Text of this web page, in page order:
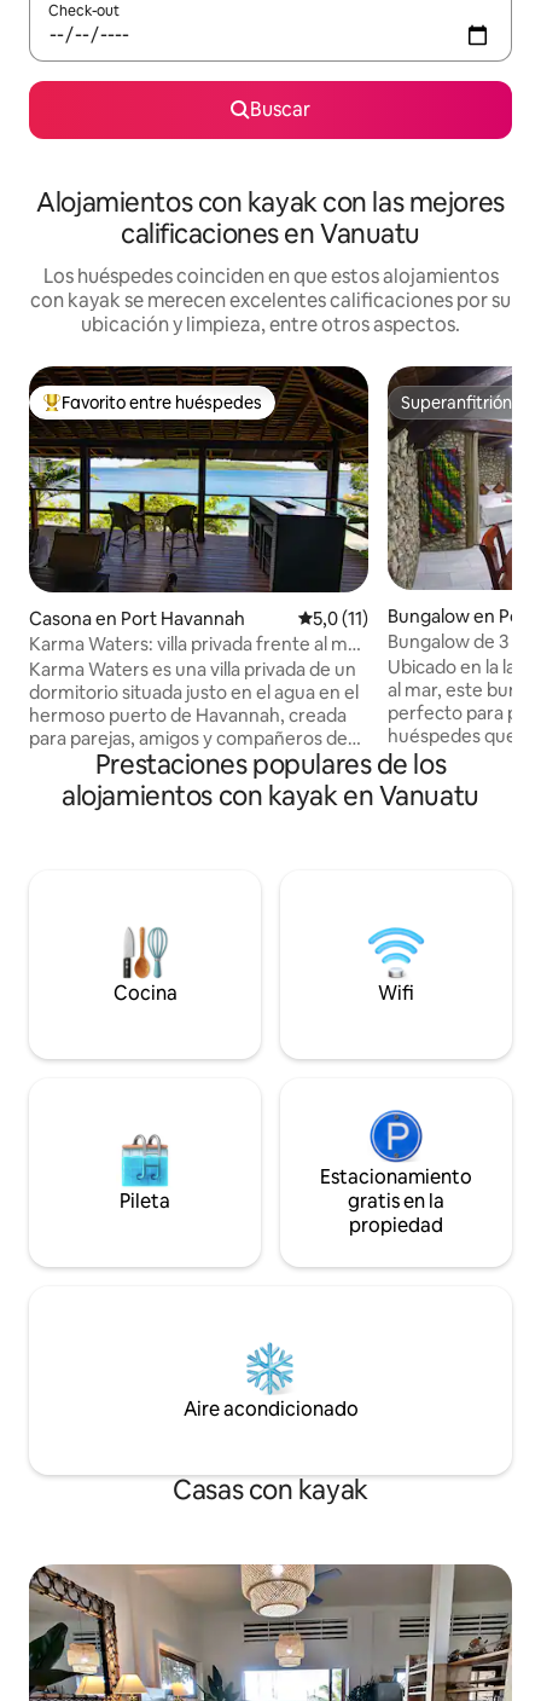
Check-out
Buscar
Alojamientos con kayak con las mejores
calificaciones en Vanuatu
Los huéspedes coinciden en que estos alojamientos
con kayak se merecen excelentes calificaciones por su
ubicación y limpieza, entre otros aspectos.
Favorito entre los huéspedes más destacados
Favorito entre huéspedes
Casona en Port Havannah Calificación promedio: 5,0 de
5,0 (11)
Karma Waters: villa privada frente al mar
y al arrecife
Karma Waters es una villa privada de un
dormitorio situada justo en el agua en el
hermoso puerto de Havannah, creada
para parejas, amigos y compañeros de
buceo que quieren reducir la velocidad,
respirar profundamente y volver a
conectarse con el mar. Los huéspedes
océano, los exuberantes jardines
tropicales, el acceso a los arrecifes a
pocos pasos y las puestas de sol doradas
marcan el ritmo. Esto no es un centro
Superanfitrión
Superanfitrión
Bungalow en Port
Bungalow de 3
mar, desayuno y
Ubicado en la
al mar, este
perfecto para
huéspedes que
refugio acogedor
habitación tiene
tres dormitorios,
de lavandería y
de la carretera. El
un camino
Prestaciones populares de los
alojamientos con kayak en Vanuatu
Cocina Wifi
Pileta
Estacionamiento
gratis en la
propiedad
Aire acondicionado
Casas con kayak